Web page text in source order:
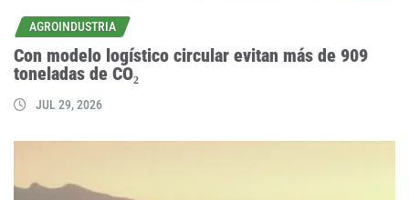
AGROINDUSTRIA
Con modelo logístico circular evitan más de 909
toneladas de CO₂
JUL 29, 2026